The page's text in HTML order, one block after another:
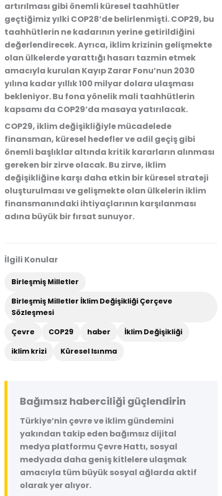
artırılması gibi önemli küresel taahhütler
geçtiğimiz yılki COP28’de belirlenmişti. COP29, bu
taahhütlerin ne kadarının yerine getirildiğini
değerlendirecek. Ayrıca, iklim krizinin gelişmekte
olan ülkelerde yarattığı hasarı tazmin etmek
amacıyla kurulan Kayıp Zarar Fonu’nun 2030
yılına kadar yıllık 100 milyar dolara ulaşması
bekleniyor. Bu fona yönelik mali taahhütlerin
kapsamı da COP29’da masaya yatırılacak.
COP29, iklim değişikliğiyle mücadelede
finansman, küresel hedefler ve adil geçiş gibi
önemli başlıklar altında kritik kararların alınması
gereken bir zirve olacak. Bu zirve, iklim
değişikliğine karşı daha etkin bir küresel strateji
oluşturulması ve gelişmekte olan ülkelerin iklim
finansmanındaki ihtiyaçlarının karşılanması
adına büyük bir fırsat sunuyor.
İlgili Konular
Birleşmiş Milletler
Birleşmiş Milletler İklim Değişikliği Çerçeve
Sözleşmesi
Çevre
COP29 haber
İklim Değişikliği
iklim krizi
Küresel Isınma
Bağımsız haberciliği güçlendirin
Türkiye’nin çevre ve iklim gündemini
yakından takip eden bağımsız dijital
medya platformu Çevre Hattı, sosyal
medyada daha geniş kitlelere ulaşmak
amacıyla tüm büyük sosyal ağlarda aktif
olarak yer alıyor.